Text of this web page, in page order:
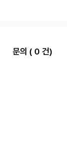
문의 ( 0 건)